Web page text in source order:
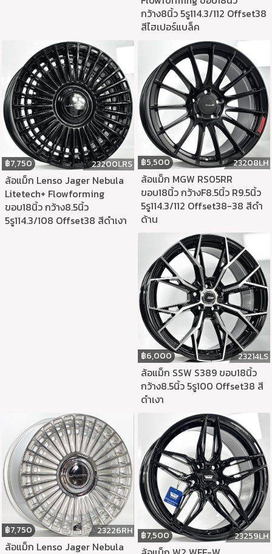
กว้าง8นิ้ว 5รู114.3/112 Offset38
สีไฮเปอร์แบล็ค
฿7,750 23200LRS
ล้อแม็ก Lenso Jager Nebula
Litetech+ Flowforming
ขอบ18นิ้ว กว้าง8.5นิ้ว
5รู114.3/108 Offset38 สีดำเงา
฿5,500 23208LH
ล้อแม็ก MGW RS05RR
ขอบ18นิ้ว กว้างF8.5นิ้ว R9.5นิ้ว
5รู114.3/112 Offset38-38 สีดำ
ด้าน
฿6,000 23214LS
ล้อแม็ก SSW S389 ขอบ18นิ้ว
กว้าง8.5นิ้ว 5รู100 Offset38 สี
ดำเงา
฿7,750 23226RH
ล้อแม็ก Lenso Jager Nebula
฿7,500 23259LH